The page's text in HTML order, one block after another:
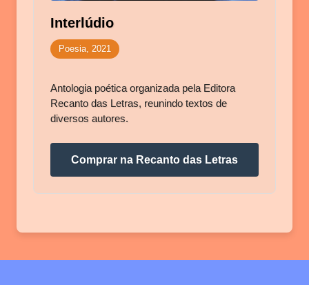
Interlúdio
Poesia, 2021
Antologia poética organizada pela Editora
Recanto das Letras, reunindo textos de
diversos autores.
Comprar na Recanto das Letras